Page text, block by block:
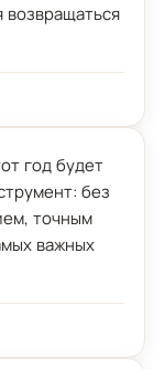
год будет
без
точным
важных